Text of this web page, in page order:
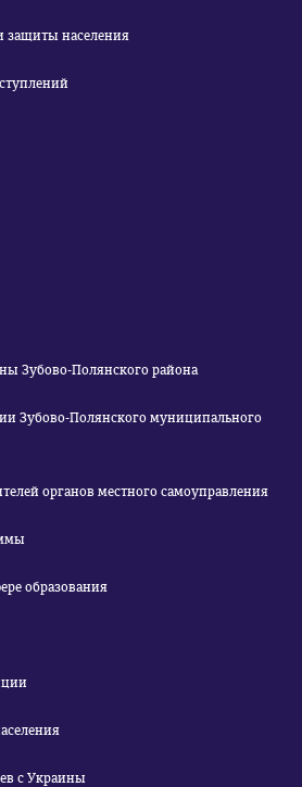
защиты населения
Зубово-Полянского района
Зубово-Полянского муниципального
органов местного самоуправления
образования
с Украины